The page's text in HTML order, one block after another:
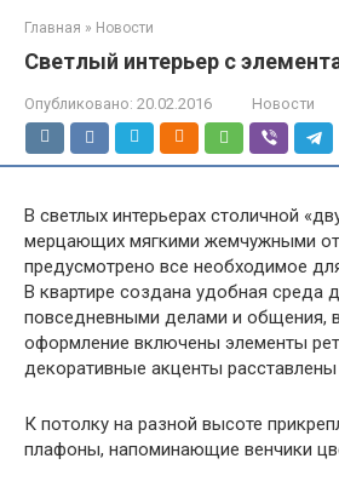
Главная » Новости
Светлый интерьер с
Опубликовано: 20.02.2016 Новости
В светлых интерьерах столичной
мерцающих мягкими жемчужными
предусмотрено все необходимое
В квартире создана удобная среда
повседневными делами и общения,
оформление включены элементы
декоративные акценты
К потолку на разной высоте
плафоны, напоминающие венчики